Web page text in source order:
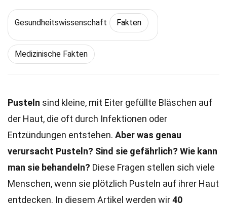
Gesundheitswissenschaft Fakten
Medizinische Fakten
Pusteln sind kleine, mit Eiter gefüllte Bläschen auf
der Haut, die oft durch Infektionen oder
Entzündungen entstehen. Aber was genau
verursacht Pusteln? Sind sie gefährlich? Wie kann
man sie behandeln? Diese Fragen stellen sich viele
Menschen, wenn sie plötzlich Pusteln auf ihrer Haut
entdecken. In diesem Artikel werden wir40